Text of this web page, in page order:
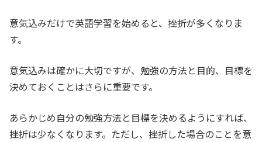
意気込みだけで英語学習を始めると、挫折が多くなりま
す。
意気込みは確かに大切ですが、勉強の方法と目的、目標を
決めておくことはさらに重要です。
あらかじめ自分の勉強方法と目標を決めるようにすれば、
挫折は少なくなります。ただし、挫折した場合のことを意